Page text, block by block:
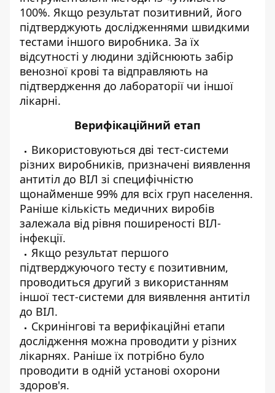
100%. Якщо результат позитивний, його
підтверджують дослідженнями швидкими
тестами іншого виробника. За їх
відсутності у людини здійснюють забір
венозної крові та відправляють на
підтвердження до лабораторії чи іншої
лікарні.
Верифікаційний етап
Використовуються дві тест-системи
різних виробників, призначені виявлення
антитіл до ВІЛ зі специфічністю
щонайменше 99% для всіх груп населення.
Раніше кількість медичних виробів
залежала від рівня поширеності ВІЛ-
інфекції.
Якщо результат першого
підтверджуючого тесту є позитивним,
проводиться другий з використанням
іншої тест-системи для виявлення антитіл
до ВІЛ.
Скринінгові та верифікаційні етапи
дослідження можна проводити у різних
лікарнях. Раніше їх потрібно було
проводити в одній установі охорони
здоров'я.